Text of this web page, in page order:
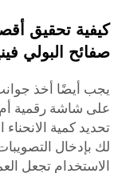
كيفية تحقيق
صفائح البولي
يجب أيضًا أخذ
على شاشة رقمية
تحديد كمية
لك بإدخال
الاستخدام تجعل